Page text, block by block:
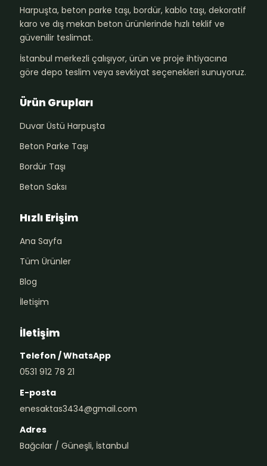
Harpuşta, beton parke taşı, bordür, kablo taşı, dekoratif
karo ve dış mekan beton ürünlerinde hızlı teklif ve
güvenilir teslimat.
İstanbul merkezli çalışıyor, ürün ve proje ihtiyacına
göre depo teslim veya sevkiyat seçenekleri sunuyoruz.
Ürün Grupları
Duvar Üstü Harpuşta
Beton Parke Taşı
Bordür Taşı
Beton Saksı
Hızlı Erişim
Ana Sayfa
Tüm Ürünler
Blog
İletişim
İletişim
Telefon / WhatsApp
0531 912 78 21
E-posta
enesaktas3434@gmail.com
Adres
Bağcılar / Güneşli, İstanbul